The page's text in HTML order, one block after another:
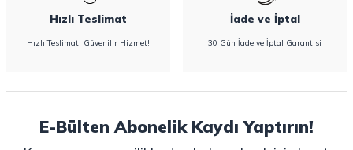
Hızlı Teslimat
Hızlı Teslimat, Güvenilir Hizmet!
İade ve İptal
30 Gün İade ve İptal Garantisi
E-Bülten Abonelik Kaydı Yaptırın!